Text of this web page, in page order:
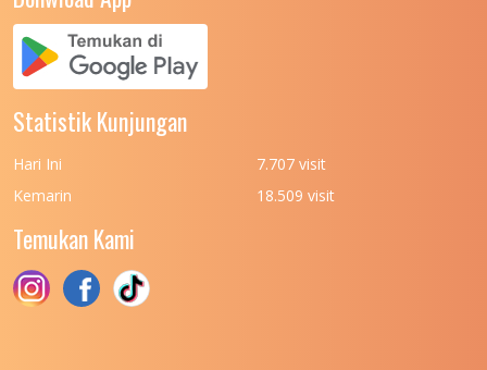
UNIVERSITAS NUSA CENDANA
UNIVERSITAS PADJADJARAN
UNIVERSITAS PATTIMURA
(UPN) VETERAN JAKARTA
UNIVERSITAS PEMBANGUNAN NASIONAL
(UPN) VETERAN JAWA TIMUR
UNIVERSITAS PEMBANGUNAN NASIONAL
Statistik Kunjungan
Hari Ini
7.707 visit
Kemarin
18.509 visit
Temukan Kami